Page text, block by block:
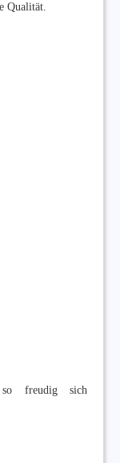
Qualität.
freudig sich